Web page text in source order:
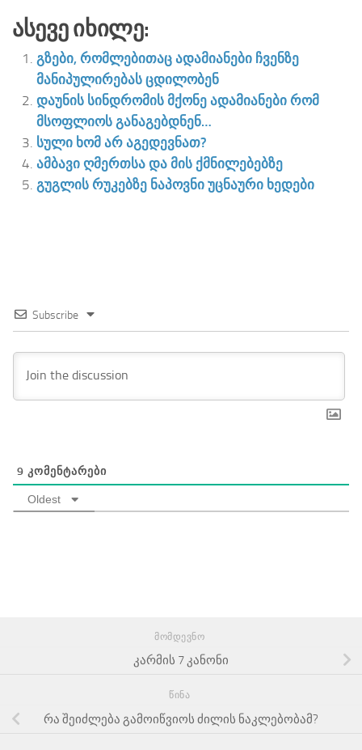
Ასევე Იხილე:
გზები, რომლებითაც ადამიანები ჩვენზე
მანიპულირებას ცდილობენ
დაუნის სინდრომის მქონე ადამიანები რომ
მსოფლიოს განაგებდნენ…
სული ხომ არ აგედევნათ?
ამბავი ღმერთსა და მის ქმნილებებზე
გუგლის რუკებზე ნაპოვნი უცნაური ხედები
Subscribe
9 ᲙᲝᲛᲔᲜᲢᲐᲠᲔᲑᲘ
Oldest
ᲛᲝᲛᲓᲔᲕᲜᲝ
კარმის 7 კანონი
ᲬᲘᲜᲐ
რა შეიძლება გამოიწვიოს ძილის ნაკლებობამ?